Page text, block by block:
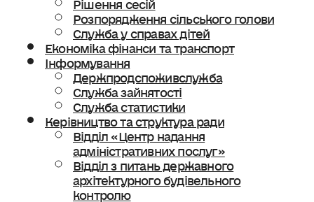
Розпорядження сільського голови
Служба у справах дітей
Економіка фінанси та транспорт
Інформування
Держпродспоживслужба
Служба зайнятості
Служба статистики
Керівництво та структура ради
Відділ «Центр надання
адміністративних послуг»
Відділ з питань державного
архітектурного будівельного
контролю